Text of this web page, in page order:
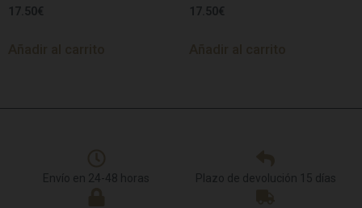
17.50€ 17.50€
Envío en 24-48 horas Plazo de devolución 15 días